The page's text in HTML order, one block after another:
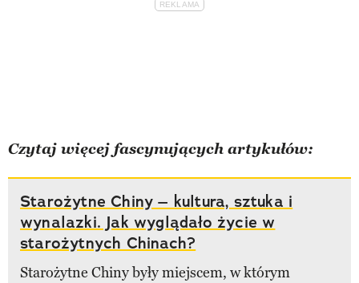
Czytaj więcej fascynujących artykułów:
Starożytne Chiny – kultura, sztuka i
wynalazki. Jak wyglądało życie w
starożytnych Chinach?
Starożytne Chiny były miejscem, w którym